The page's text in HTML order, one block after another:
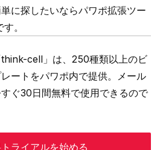
に探したいならパワポ拡張ツー
。
think-cell 」は、 250種類以上のビ
ートをパワポ内で提供。メール
ぐ30日間無料で使用できるので
ライアルを始める